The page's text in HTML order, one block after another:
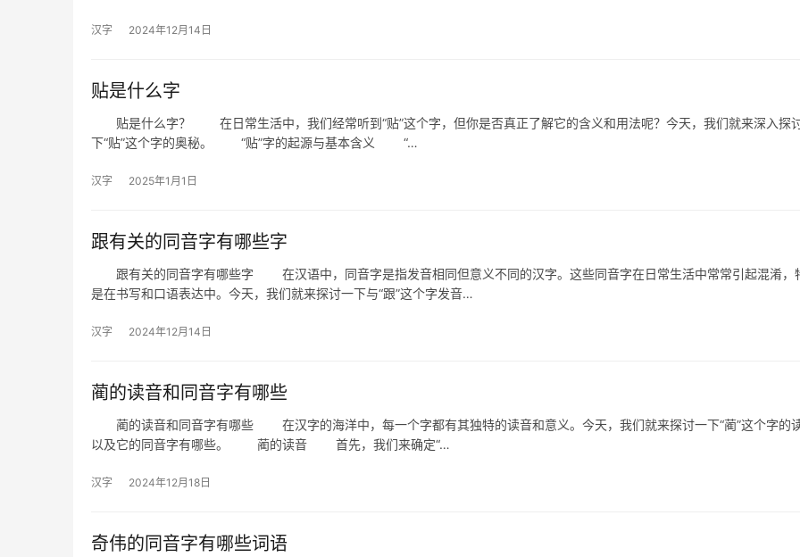
汉字 2024年12月14日
贴是什么字
贴是什么字？ 在日常生活中，我们经常听到“贴”这个字，但你是否真正了解它的含义和用法呢？今天，我们就来深入探
下“贴”这个字的奥秘。 “贴”字的起源与基本含义 “…
汉字 2025年1月1日
跟有关的同音字有哪些字
跟有关的同音字有哪些字 在汉语中，同音字是指发音相同但意义不同的汉字。这些同音字在日常生活中常常引起混淆，
是在书写和口语表达中。今天，我们就来探讨一下与“跟”这个字发音…
汉字 2024年12月14日
蔺的读音和同音字有哪些
蔺的读音和同音字有哪些 在汉字的海洋中，每一个字都有其独特的读音和意义。今天，我们就来探讨一下“蔺”这个字的
以及它的同音字有哪些。 蔺的读音 首先，我们来确定“…
汉字 2024年12月18日
奇伟的同音字有哪些词语